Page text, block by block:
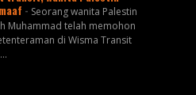
- Seorang wanita Palestin
Muhammad telah memohon
di Wisma Transit